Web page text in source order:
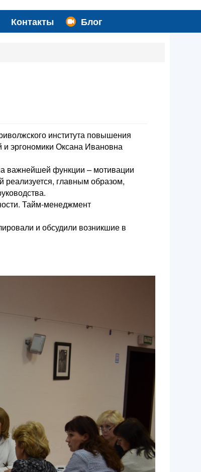
Контакты Блог
института повышения
эргономики Оксана Ивановна
важнейшей функции – мотивации
реализуется, главным образом,
Тайм-менеджмент
и обсудили возникшие в